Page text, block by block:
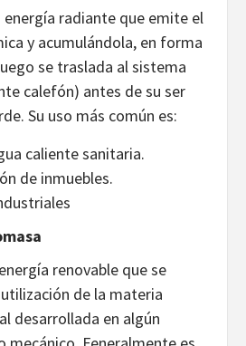
radiante que emite el
y acumulándola, en forma
se traslada al sistema
calefón) antes de su ser
Su uso más común es:
caliente sanitaria.
de inmuebles.
renovable que se
de la materia
desarrollada en algún